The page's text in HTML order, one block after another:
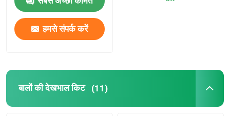
हमसे संपर्क करें
बालों की देखभाल किट (11)